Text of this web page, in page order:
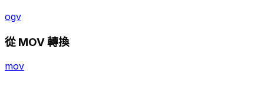
ogv
從 MOV 轉換
mov